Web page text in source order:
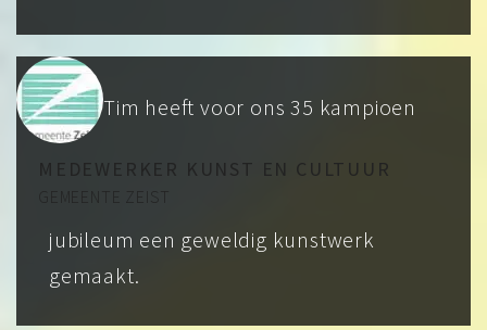
MEDEWERKER KUNST EN CULTUUR
GEMEENTE ZEIST
Tim heeft voor ons 35 kampioen
jubileum een geweldig kunstwerk
gemaakt.